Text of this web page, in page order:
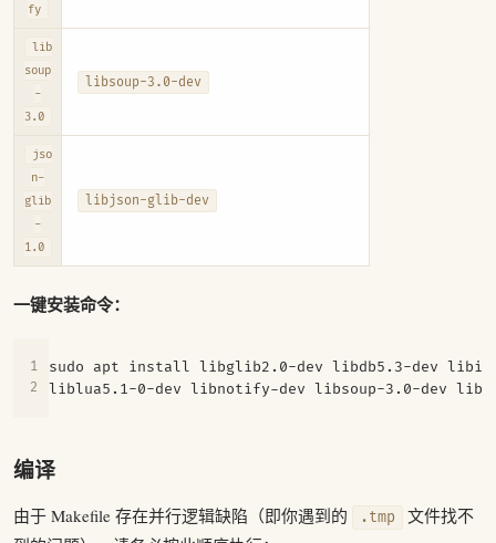
fy
lib
soup
-
3.0
libsoup-3.0-dev
jso
n-
glib
-
1.0
libjson-glib-dev
一键安装命令：
sudo apt install libglib2.0-dev libdb5.3-dev
编译
由于 Makefile 存在并行逻辑缺陷（即你遇到的 .tmp
文件找不